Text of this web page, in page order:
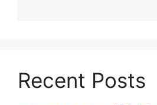
Recent Posts